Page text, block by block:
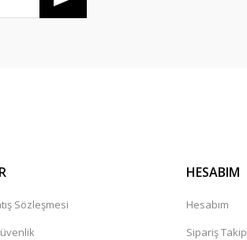
Sözleşmesi
HESABIM
Hesabım
Sipariş Takip